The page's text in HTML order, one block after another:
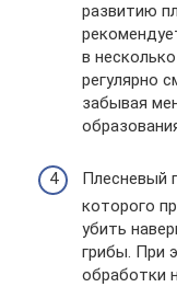
развитию
в
регулярно
забывая
Плесневый
которого
убить
грибы. При
обработки